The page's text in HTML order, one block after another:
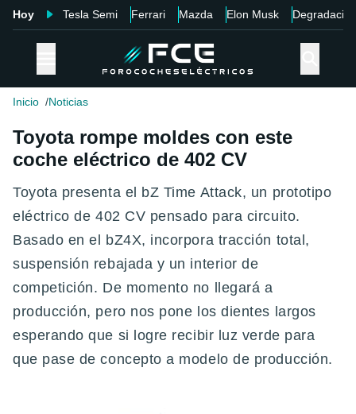
Hoy Tesla Semi Ferrari Mazda Elon Musk Degradación
Inicio Noticias
Toyota rompe moldes con este
coche eléctrico de 402 CV
Toyota presenta el bZ Time Attack, un prototipo
eléctrico de 402 CV pensado para circuito.
Basado en el bZ4X, incorpora tracción total,
suspensión rebajada y un interior de
competición. De momento no llegará a
producción, pero nos pone los dientes largos
esperando que si logre recibir luz verde para
que pase de concepto a modelo de producción.